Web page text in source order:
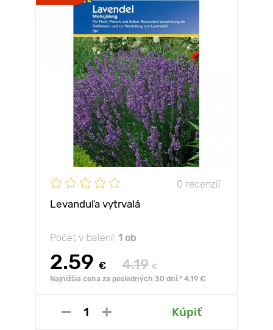
0 recenzií
Levanduľa vytrvalá
Počet v balení: 1 ob
2.59 € 4.19 €
Najnižšia cena za posledných 30 dní:* 4.19 €
Kúpiť